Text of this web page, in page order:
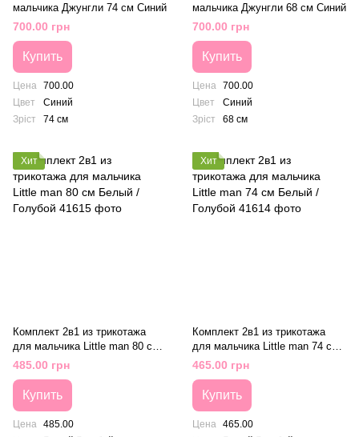
мальчика Джунгли 74 см Синий
700.00 грн
Купить
Цена 700.00
Цвет
Синий
Зріст
74 см
мальчика Джунгли 68 см Синий
700.00 грн
Купить
Цена 700.00
Цвет
Синий
Зріст
68 см
Хит
Комплект 2в1 из трикотажа
для мальчика Little man 80 см
Белый / Голубой
485.00 грн
Купить
Цена 485.00
Хит
Комплект 2в1 из трикотажа
для мальчика Little man 74 см
Белый / Голубой
465.00 грн
Купить
Цена 465.00